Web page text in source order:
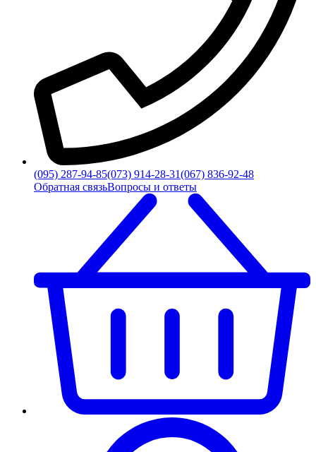
(095) 287-94-85(073) 914-28-31(067) 836-92-48
Обратная связьВопросы и ответы